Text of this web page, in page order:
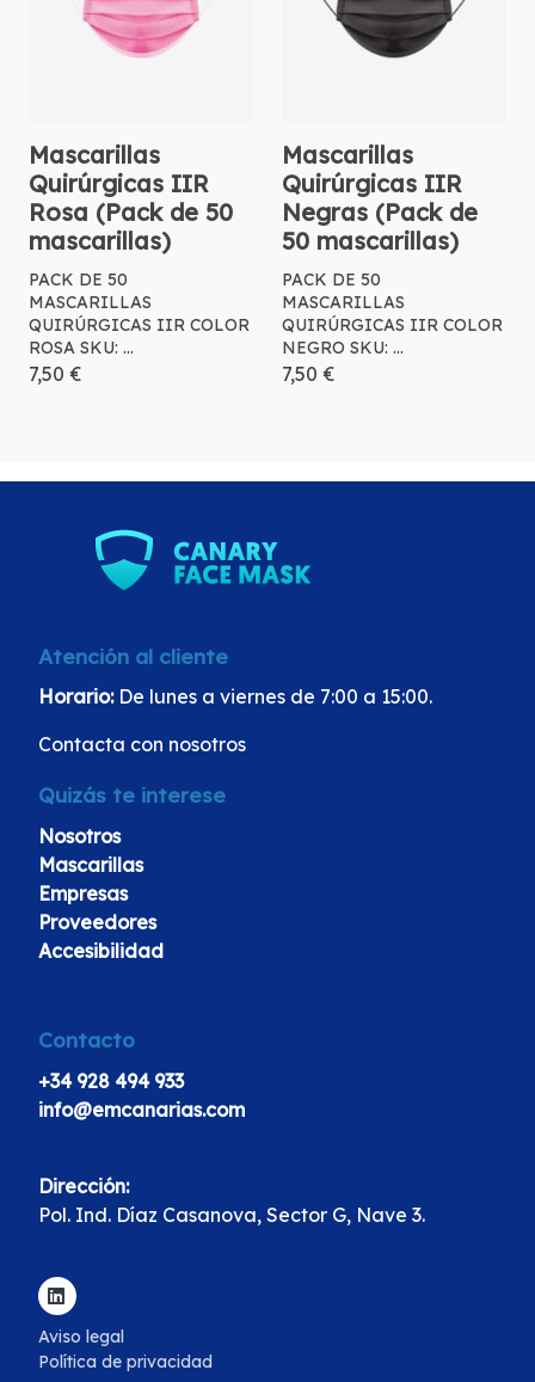
Mascarillas
Quirúrgicas IIR
Rosa (Pack de 50
mascarillas)
PACK DE 50
MASCARILLAS
QUIRÚRGICAS IIR COLOR
ROSA SKU: ...
7,50 €
Mascarillas
Quirúrgicas IIR
Negras (Pack de
50 mascarillas)
PACK DE 50
MASCARILLAS
QUIRÚRGICAS IIR COLOR
NEGRO SKU: ...
7,50 €
Atención al cliente
Horario: De lunes a viernes de 7:00 a 15:00.
Contacta con nosotros
Quizás te interese
Nosotros
Mascarillas
Empresas
Proveedores
Accesibilidad
Contacto
+34 928 494 933
info@emcanarias.com
Dirección:
Pol. Ind. Díaz Casanova, Sector G, Nave 3.
Aviso legal
Política de privacidad